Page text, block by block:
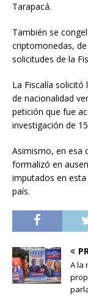
Tarapacá.
También se
criptomonedas,
solicitudes de la
La Fiscalía
de nacionalidad
petición que fue
investigación de
Asimismo, en esa
formalizó en
imputados en
país.
A la